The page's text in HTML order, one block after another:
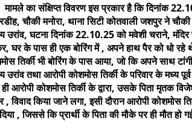
का संक्षिप्त विवरण इस प्रकार है कि दिनांक
चौकी मनोरा, थाना सिटी कोतवाली जशपुर ने चौकी
उरांव, घटना दिनांक 22.10.25 को मवेशी चराने,
घर के पास ही एक बोरिंग में , अपने हाथ पैर को धो रहे
तिर्की भी बोरिंग के पास आया, जो कि अपने साथ
उरांव तथा आरोपी कोशमोस तिर्की के परिवार के मध्य
आरोपी कोशमोस तिर्की के द्वारा, उसके पिता मृतक
विवाद किया जाने लगा, इसी दौरान आरोपी कोशमोस
, जिससे कि प्रार्थी के पिता की मौके पर ही मौत हो